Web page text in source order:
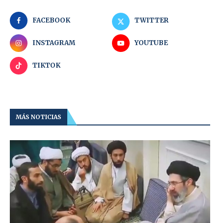
FACEBOOK TWITTER
INSTAGRAM YOUTUBE
TIKTOK
MÁS NOTICIAS